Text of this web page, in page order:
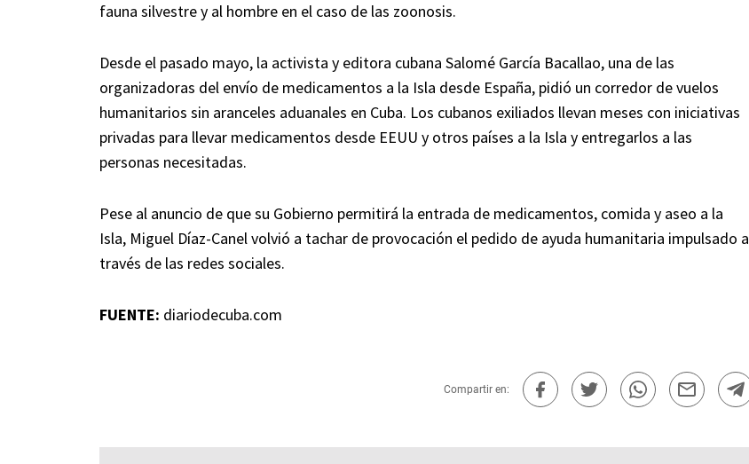
fauna silvestre y al hombre en el caso de las zoonosis.
Desde el pasado mayo, la activista y editora cubana Salomé García Bacallao, una de las
organizadoras del envío de medicamentos a la Isla desde España, pidió un corredor de vuelos
humanitarios sin aranceles aduanales en Cuba. Los cubanos exiliados llevan meses con iniciativas
privadas para llevar medicamentos desde EEUU y otros países a la Isla y entregarlos a las
personas necesitadas.
Pese al anuncio de que su Gobierno permitirá la entrada de medicamentos, comida y aseo a la
Isla, Miguel Díaz-Canel volvió a tachar de provocación el pedido de ayuda humanitaria impulsado a
través de las redes sociales.
FUENTE: diariodecuba.com
Compartir en: